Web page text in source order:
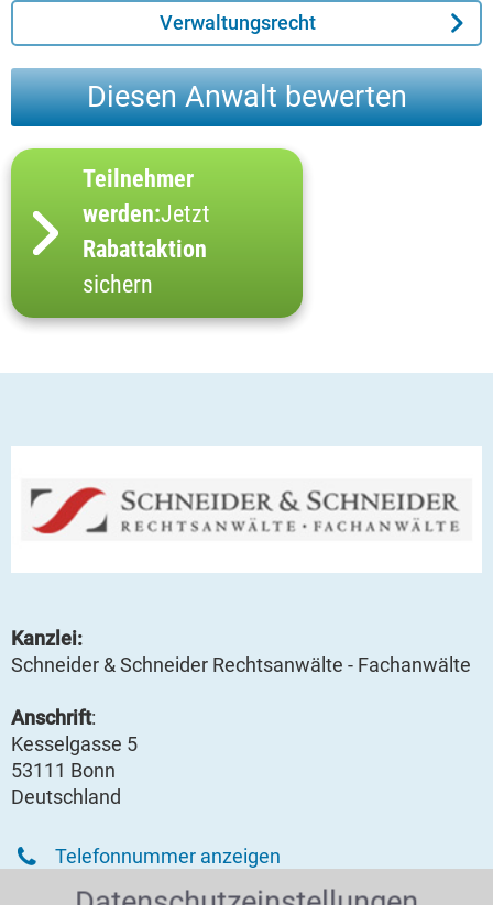
Verwaltungsrecht
Diesen Anwalt bewerten
Teilnehmer
werden:Jetzt
Rabattaktion
sichern
Kanzlei:
Schneider & Schneider Rechtsanwälte - Fachanwälte
Anschrift:
Kesselgasse 5
53111 Bonn
Deutschland
Telefonnummer anzeigen
Faxnummer anzeigen